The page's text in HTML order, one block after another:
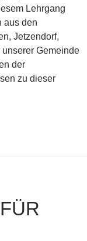
Lehrgang
aus den
Jetzendorf,
Gemeinde
der
zu dieser